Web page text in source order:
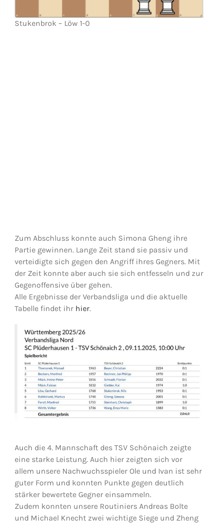
Stukenbrok – Löw 1-0
Zum Abschluss konnte auch Simona Gheng ihre
Partie gewinnen. Lange Zeit stand sie passiv und
verteidigte sich gegen den Angriff ihres Gegners. Mit
der Zeit konnte aber auch sie sich entfesseln und zur
Gegenoffensive über gehen.
Alle Ergebnisse der Verbandsliga und die aktuelle
Tabelle findet ihr hier.
Auch die 4. Mannschaft des TSV Schönaich zeigte
eine starke Leistung. Auch hier zeigten sich vor
allem unsere Nachwuchsspieler Ole und Ivan ist sehr
guter Form und konnten Punkte gegen deutlich
stärker bewertete Gegner einsammeln.
Zudem konnten unsere Routiniers Andreas Bolte
und Michael Knecht zwei wichtige Siege und Zheng